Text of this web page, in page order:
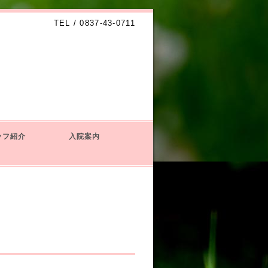
TEL / 0837-43-0711
紹介 入院案内